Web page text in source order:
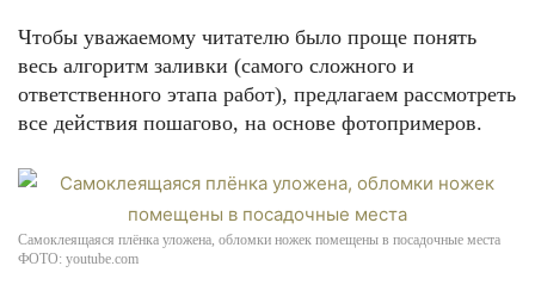
Чтобы уважаемому читателю было проще понять
весь алгоритм заливки (самого сложного и
ответственного этапа работ), предлагаем рассмотреть
все действия пошагово, на основе фотопримеров.
Самоклеящаяся плёнка уложена, обломки ножек помещены в посадочные места
ФОТО: youtube.com